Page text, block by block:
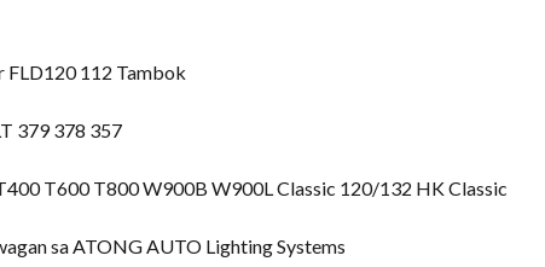
FLD120 112 Tambok
379 378 357
T600 T800 W900B W900L Classic 120/132 HK Classic
sa ATONG AUTO Lighting Systems